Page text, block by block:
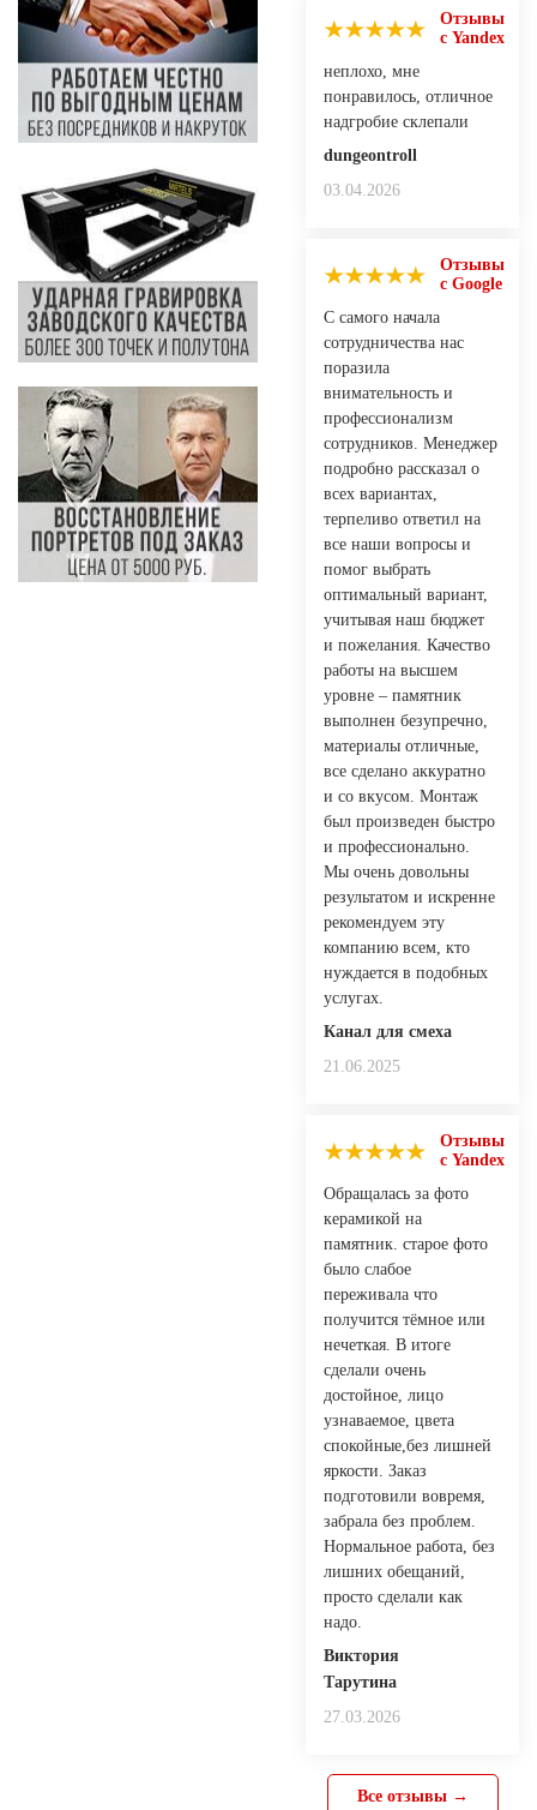
Отзывы
с Yandex
неплохо, мне
понравилось, отличное
надгробие склепали
dungeontroll
03.04.2026
Отзывы
с Google
С самого начала
сотрудничества нас
поразила
внимательность и
профессионализм
сотрудников. Менеджер
подробно рассказал о
всех вариантах,
терпеливо ответил на
все наши вопросы и
помог выбрать
оптимальный вариант,
учитывая наш бюджет
и пожелания. Качество
работы на высшем
уровне – памятник
выполнен безупречно,
материалы отличные,
все сделано аккуратно
и со вкусом. Монтаж
был произведен быстро
и профессионально.
Мы очень довольны
результатом и искренне
рекомендуем эту
компанию всем, кто
нуждается в подобных
услугах.
Канал для смеха
21.06.2025
Отзывы
с Yandex
Обращалась за фото
керамикой на
памятник. старое фото
было слабое
переживала что
получится тёмное или
нечеткая. В итоге
сделали очень
достойное, лицо
узнаваемое, цвета
спокойные,без лишней
яркости. Заказ
подготовили вовремя,
забрала без проблем.
Нормальное работа, без
лишних обещаний,
просто сделали как
надо.
Виктория
Тарутина
27.03.2026
Все отзывы →